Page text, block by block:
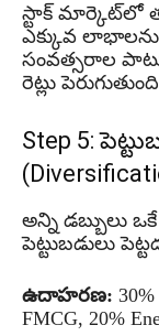
స్టాక్ మార్కెట్‌లో
ఎక్కువ
సంవత్సరాల పాటు
రెట్లు
Step 5:
అన్ని డబ్బులు
పెట్టుబడులు
ఉదాహరణ:
FMCG, 20%